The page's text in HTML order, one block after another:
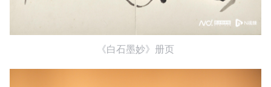
《白石墨妙》册页